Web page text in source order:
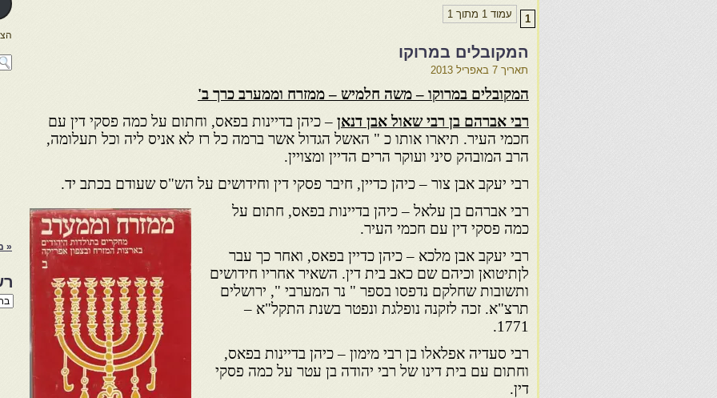
עמוד 1 מתוך 1 1
המקובלים במרוקו
תאריך 7 באפריל 2013
המקובלים במרוקו – משה חלמיש – ממזרח וממערב כרך ב'
רבי אברהם בן רבי שאול אבן דנאן – כיהן בדיינות בפאס, וחתום על כמה פסקי דין עם
חכמי העיר. תיארו אותו כ " האשל הגדול אשר ברמה כל רז לא אניס ליה וכל תעלומה,
הרב המובהק סיני ועוקר הרים הדיין ומצויין.
רבי יעקב אבן צור – כיהן כדיין, חיבר פסקי דין וחידושים על הש"ס שעודם בכתב יד.
רבי אברהם בן עלאל – כיהן בדיינות בפאס, חתום על
כמה פסקי דין עם חכמי העיר.
רבי יעקב אבן מלכא – כיהן כדיין בפאס, ואחר כך עבר
לןתיטואן וכיהם שם כאב בית דין. השאיר אחריו חידושים
ותשובות שחלקם נדפסו בספר " נר המערבי ", ירושלים
תרצ"א. זכה לזקנה נופלגת ונפטר בשנת התקל"א –
1771.
רבי סעדיה אפלאלו בן רבי מימון – כיהן בדיינות בפאס,
וחתום עם בית דינו של רבי יהודה בן עטר על כמה פסקי
דין.
«